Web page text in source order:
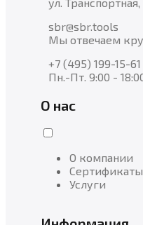
sbr@sbr.tools
Мы отвечаем
+7 (495) 199-15-61
Пн.-Пт. 9:00 -
О нас
О компании
Сертификаты
Услуги